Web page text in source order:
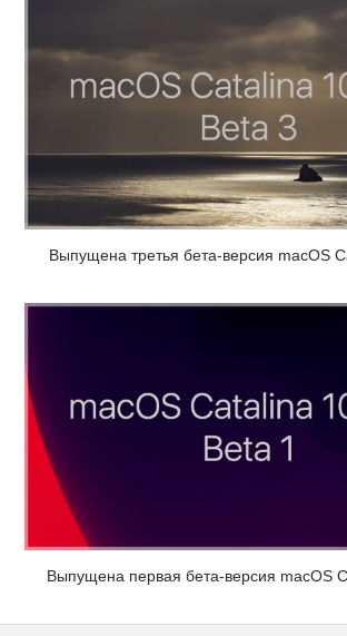
Выпущена третья бета-версия macOS
Выпущена первая бета-версия macOS